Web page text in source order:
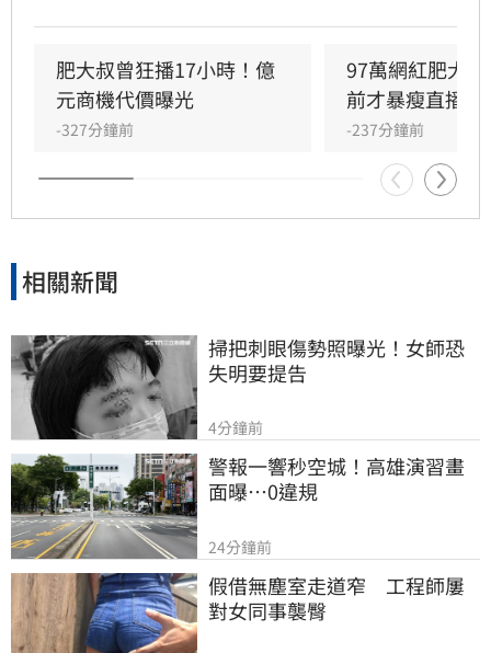
質、真誠態度及平價策略，以薄利多銷擄獲廣大
婆媽族群，並曾躋身年度百大網紅。面對直播市
場競爭，他始終保持良性態度，認為做好產品才
能站穩腳步。如今這位白手起家的直播天王驟然
殞落，留給粉絲無限追思，其對電商產業的貢獻
與堅持，將成為直播界典範。
肥大叔曾狂播17小時！億
元商機代價曝光
-327分鐘前
97萬網紅肥大
前才暴瘦直播
-237分鐘前
相關新聞
掃把刺眼傷勢照曝光！女師恐
失明要提告
4分鐘前
警報一響秒空城！高雄演習畫
面曝…0違規
24分鐘前
假借無塵室走道窄　工程師屢
對女同事襲臀